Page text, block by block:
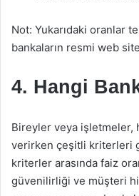
Not: Yukarıdaki oranlar
bankaların resmi web
4. Hangi
Bireyler veya işletmeler,
verirken çeşitli kriterleri
kriterler arasında faiz
güvenilirliği ve müşteri